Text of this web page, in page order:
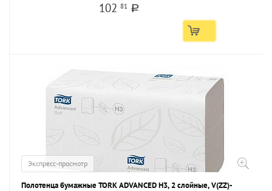
10281 a
Экспресс-просмотр
Полотенца бумажные TORK ADVANCED H3, 2 слойные, V(ZZ)-